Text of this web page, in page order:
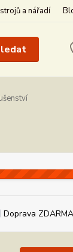
a nářadí
Doprava ZDARMA